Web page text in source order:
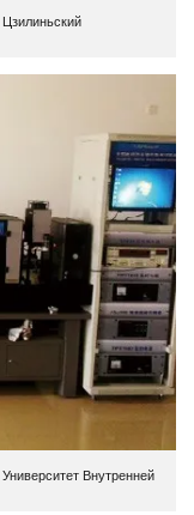
Внутренней